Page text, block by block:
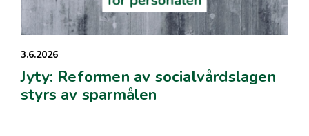
3.6.2026
Jyty: Reformen av socialvårdslagen
styrs av sparmålen